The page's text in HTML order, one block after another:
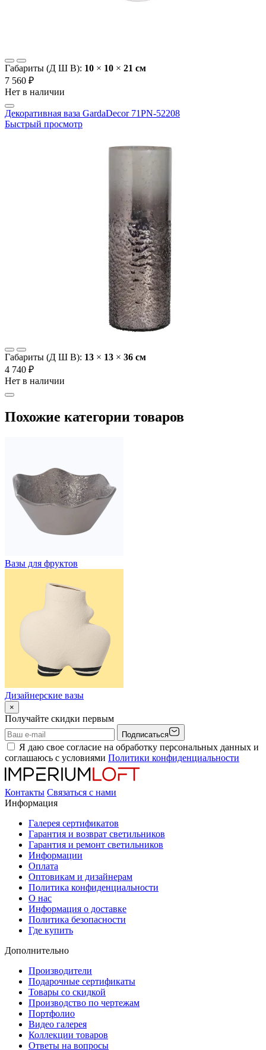
Габариты (Д Ш В): 10 × 10 × 21 cм
7 560 ₽
Нет в наличии
Декоративная ваза GardaDecor 71PN-52208
Быстрый просмотр
Габариты (Д Ш В): 13 × 13 × 36 cм
4 740 ₽
Нет в наличии
Похожие категории товаров
Вазы для фруктов
Дизайнерские вазы
×
Получайте скидки первым
Подписаться
Я даю свое согласие на обработку персональных данных и
соглашаюсь с условиями Политики конфиденциальности
Контакты Связаться с нами
Информация
Галерея сертификатов
Гарантия и возврат светильников
Гарантия и ремонт светильников
Информации
Оплата
Оптовикам и дизайнерам
Политика конфиденциальности
О нас
Информация о доставке
Политика безопасности
Где купить
Дополнительно
Производители
Подарочные сертификаты
Товары со скидкой
Производство по чертежам
Портфолио
Видео галерея
Коллекции товаров
Ответы на вопросы